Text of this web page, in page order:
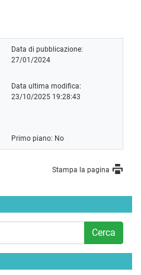
Cerca
Data di pubblicazione:
27/01/2024
Data ultima modifica:
23/10/2025 19:28:43
Primo piano: No
Stampa la pagina